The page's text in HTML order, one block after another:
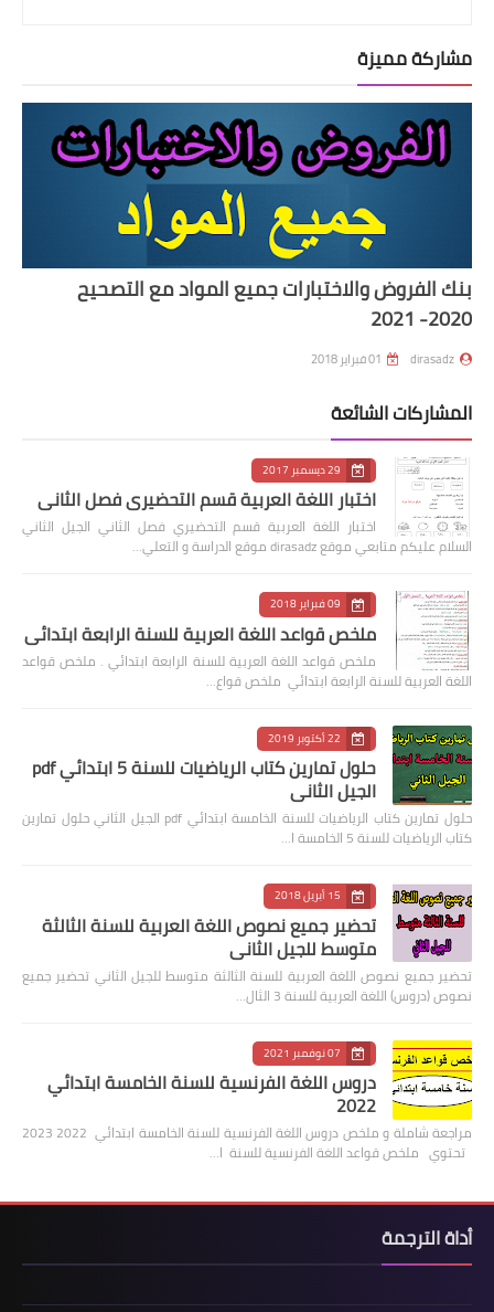
مشاركة مميزة
بنك الفروض والاختبارات جميع المواد مع التصحيح
2020- 2021
dirasadz 01 فبراير 2018
المشاركات الشائعة
29 ديسمبر 2017
اختبار اللغة العربية قسم التحضيري فصل الثاني
اختبار اللغة العربية قسم التحضيري فصل الثاني الجيل الثاني
السلام عليكم متابعي موقع dirasadz موقع الدراسة و التعلي…
09 فبراير 2018
ملخص قواعد اللغة العربية للسنة الرابعة ابتدائي
ملخص قواعد اللغة العربية للسنة الرابعة ابتدائي . ملخص قواعد
اللغة العربية للسنة الرابعة ابتدائي ملخص قواع…
22 أكتوبر 2019
حلول تمارين كتاب الرياضيات للسنة 5 ابتدائي pdf
الجيل الثاني
حلول تمارين كتاب الرياضيات للسنة الخامسة ابتدائي pdf الجيل الثاني حلول تمارين
كتاب الرياضيات للسنة 5 الخامسة ا…
15 أبريل 2018
تحضير جميع نصوص اللغة العربية للسنة الثالثة
متوسط للجيل الثاني
تحضير جميع نصوص اللغة العربية للسنة الثالثة متوسط للجيل الثاني تحضير جميع
نصوص (دروس) اللغة العربية للسنة 3 الثال…
07 نوفمبر 2021
دروس اللغة الفرنسية للسنة الخامسة ابتدائي
2022
مراجعة شاملة و ملخص دروس اللغة الفرنسية للسنة الخامسة ابتدائي 2022 2023
تحتوي ملخص قواعد اللغة الفرنسية للسنة ا…
أداة الترجمة